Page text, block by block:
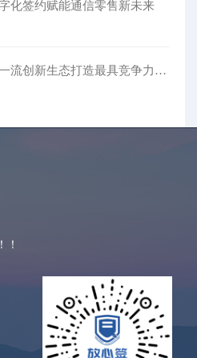
化签约赋能通信零售新未来
葫芦娃集团参加全省建设一流创新生态打造最具竞争力营商环境大会
！